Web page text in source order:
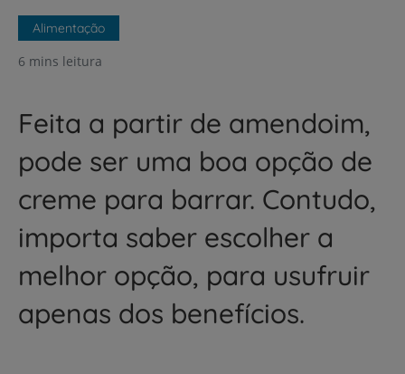
Alimentação
6 mins leitura
Feita a partir de amendoim,
pode ser uma boa opção de
creme para barrar. Contudo,
importa saber escolher a
melhor opção, para usufruir
apenas dos benefícios.